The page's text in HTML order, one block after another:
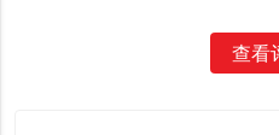
查看